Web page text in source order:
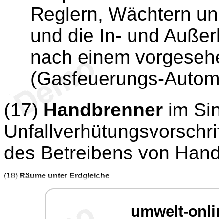
Reglern, Wächtern
und die In- und
nach einem
(Gasfeuerungs-
(17) Handbrenner im
des Betreibens von
(18) Räume unter Erdgleiche
umwelt-